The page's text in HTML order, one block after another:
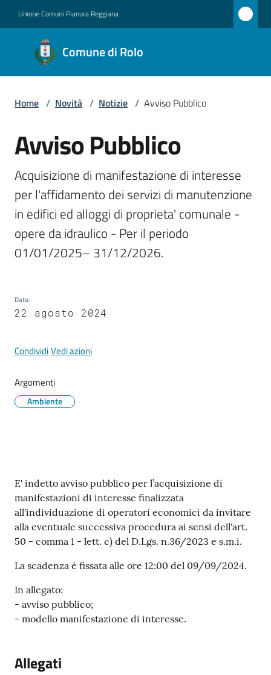
Unione Comuni Pianura Reggiana
Comune di Rolo
Comune
di Rolo
Amministrazione
Novità
Menu selezionato
Servizi
Vivere
Tutti
gli
Seguici
su
Home / Novità / Notizie / Avviso Pubblico
Salta al contenuto
Avviso Pubblico
Acquisizione di manifestazione di interesse
per l'affidamento dei servizi di manutenzione
in edifici ed alloggi di proprieta' comunale -
opere da idraulico - Per il periodo
01/01/2025– 31/12/2026.
Data:
22 agosto 2024
CondividiVedi azioni
Argomenti
Ambiente
Contenuto
E' indetto avviso pubblico per l’acquisizione di
manifestazioni di interesse finalizzata
all'individuazione di operatori economici da invitare
alla eventuale successiva procedura ai sensi dell'art.
50 - comma 1 - lett. c) del D.Lgs. n.36/2023 e s.m.i.
La scadenza è fissata alle ore 12:00 del 09/09/2024.
In allegato:
- avviso pubblico;
- modello manifestazione di interesse.
Allegati